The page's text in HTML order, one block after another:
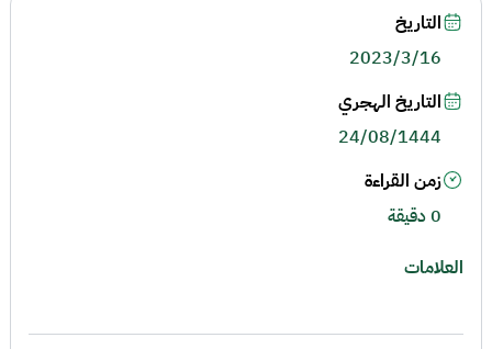
التاريخ
2023/3/16
التاريخ الهجري
24/08/1444
زمن القراءة
0 دقيقة
العلامات